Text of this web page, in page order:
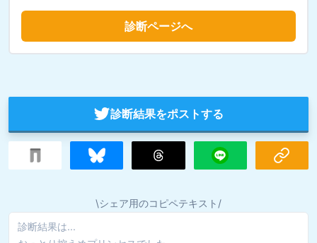
診断ページへ
診断結果をポストする
\シェア用のコピペテキスト/